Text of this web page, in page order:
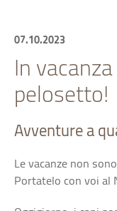
07.10.2023
In
pelosetto!
Avventure a
Le vacanze non
Portatelo con voi al